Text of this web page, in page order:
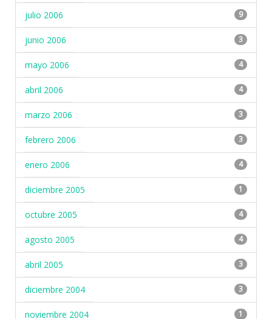
julio 2006 9
junio 2006 3
mayo 2006 4
abril 2006 4
marzo 2006 3
febrero 2006 3
enero 2006 4
diciembre 2005 1
octubre 2005 4
agosto 2005 4
abril 2005 3
diciembre 2004 3
noviembre 2004 1